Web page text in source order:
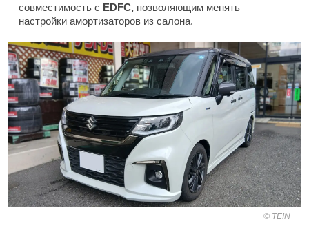
совместимость с EDFC, позволяющим менять
настройки амортизаторов из салона.
TEIN